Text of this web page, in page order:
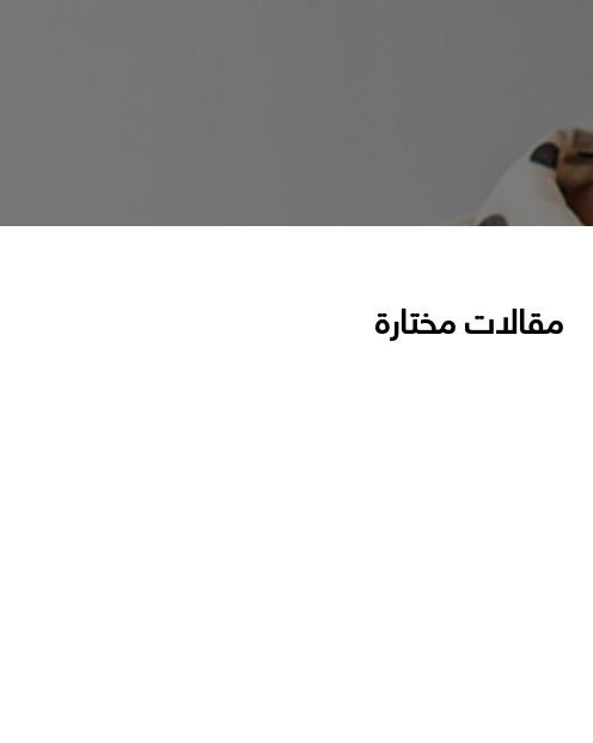
مقالات مختارة